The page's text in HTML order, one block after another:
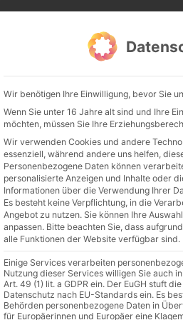
ALTE MESSE GLAUBE
Katholizismus Franziskus 50 Jahre
Wir benötigen Ihre Einwilligung, bevor Sie
Wenn Sie unter 16 Jahre alt sind und Ihre
möchten, müssen Sie Ihre
Wir verwenden Cookies und andere
essenziell, während andere uns helfen,
Personenbezogene Daten können
personalisierte Anzeigen und Inhalte oder
Informationen über die Verwendung Ihrer
Es besteht keine Verpflichtung, in die
Angebot zu nutzen. Sie können Ihre
anpassen. Bitte beachten Sie, dass
alle Funktionen der Website verfügbar sind.
Einige Services verarbeiten
Nutzung dieser Services willigen Sie auch
Art. 49 (1) lit. a GDPR ein. Der EuGH stuft
Datenschutz nach EU-Standards ein. Es
Behörden personenbezogene Daten in
für Europäerinnen und Europäer eine